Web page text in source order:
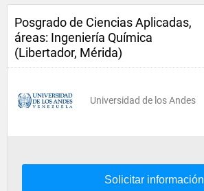
Posgrado de Ciencias Aplicadas,
áreas: Ingeniería Química
(Libertador, Mérida)
Universidad de los Andes
Solicitar información